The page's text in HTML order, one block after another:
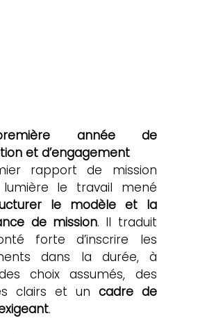
année de
et d’engagement
rapport de mission
le travail mené
le modèle et la
de mission. Il traduit
forte d’inscrire les
dans la durée, à
choix assumés, des
clairs et un cadre de
.